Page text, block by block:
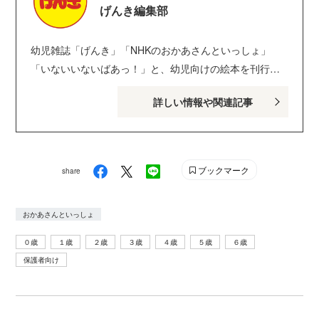
げんき編集部
幼児雑誌「げんき」「NHKのおかあさんといっしょ」
「いないいないばあっ！」と、幼児向けの絵本を刊行し
のお子さんがいるパパ・ママを中心に、おもしろくて役
詳しい情報や関連記事
share ブックマーク
おかあさんといっしょ
０歳 １歳 ２歳 ３歳 ４歳 ５歳
６歳
保護者向け